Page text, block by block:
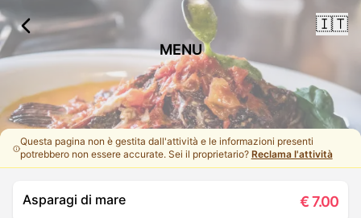
🇮🇹
MENU
Questa pagina non è gestita dall'attività e le informazioni presenti
potrebbero non essere accurate. Sei il proprietario? Reclama l'attività
Asparagi di mare €7.00